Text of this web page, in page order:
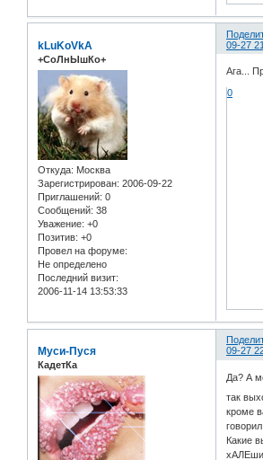
09-27
kLuKoVkA
+СоЛнЫшКо+
Откуда: Москва
Зарегистрирован: 2006-09-22
Приглашений: 0
Сообщений: 38
Уважение: +0
Позитив: +0
Провел на форуме:
Не определено
Последний визит:
2006-11-14 13:53:33
Ага...
0
09-27
Муси-Пуся
КадетКа
Да? А
так
кроме
Какие